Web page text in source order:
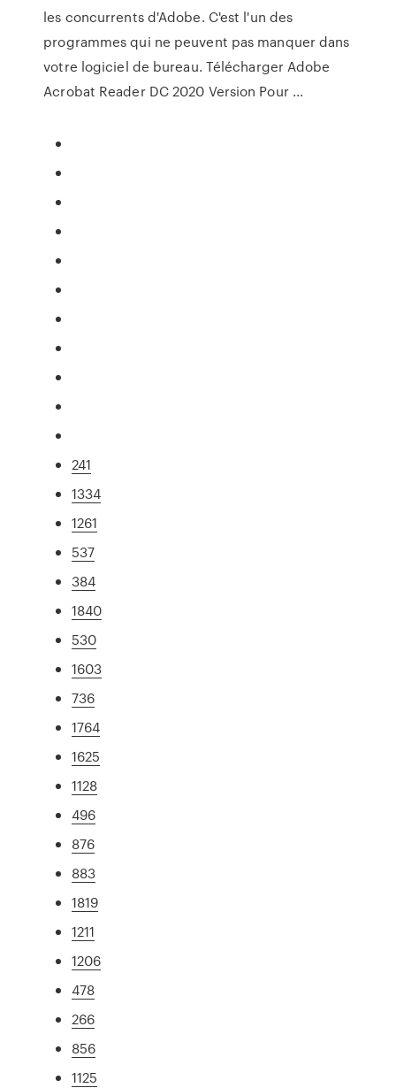
les concurrents d'Adobe. C'est l'un des
programmes qui ne peuvent pas manquer dans
votre logiciel de bureau. Télécharger Adobe
Acrobat Reader DC 2020 Version Pour ...
241
1334
1261
537
384
1840
530
1603
736
1764
1625
1128
496
876
883
1819
1211
1206
478
266
856
1125